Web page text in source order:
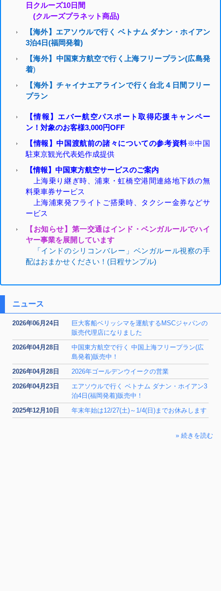
日クルーズ10日間
(クルーズプラネット商品)
【海外】エアソウルで行く ベトナム ダナン・ホイアン
3泊4日(福岡発着)
【海外】中国東方航空で行く上海フリープラン(広島発
着)
【海外】チャイナエアラインで行く台北４日間フリー
プラン
【情報】エバー航空パスポート取得応援キャンペー
ン！対象のお客様3,000円OFF
【情報】中国渡航前の諸々についての参考資料※中国
駐東京観光代表処作成提供
【情報】中国東方航空サービスのご案内
上海乗り継ぎ時、浦東・虹橋空港間連絡地下鉄の無
料乗車券サービス
上海浦東発フライトご搭乗時、タクシー金券などサ
ービス
【お知らせ】第一交通はインド・ベンガルールでハイ
ヤー事業を展開しています
「インドのシリコンバレー」ベンガルール視察の手
配はおまかせください！(日程サンプル)
ニュース
2026年06月24日
巨大客船ベリッシマを運航するMSCジャパンの
販売代理店になりました
2026年04月28日
中国東方航空で行く 中国上海フリープラン(広
島発着)販売中！
2026年04月28日
2026年ゴールデンウイークの営業
2026年04月23日
エアソウルで行く ベトナム ダナン・ホイアン3
泊4日(福岡発着)販売中！
2025年12月10日
年末年始は12/27(土)～1/4(日)までお休みします
» 続きを読む